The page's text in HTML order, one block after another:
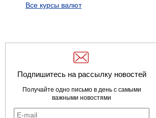
Все курсы валют
Подпишитесь на рассылку новостей
Получайте одно письмо в день с самыми
важными новостями